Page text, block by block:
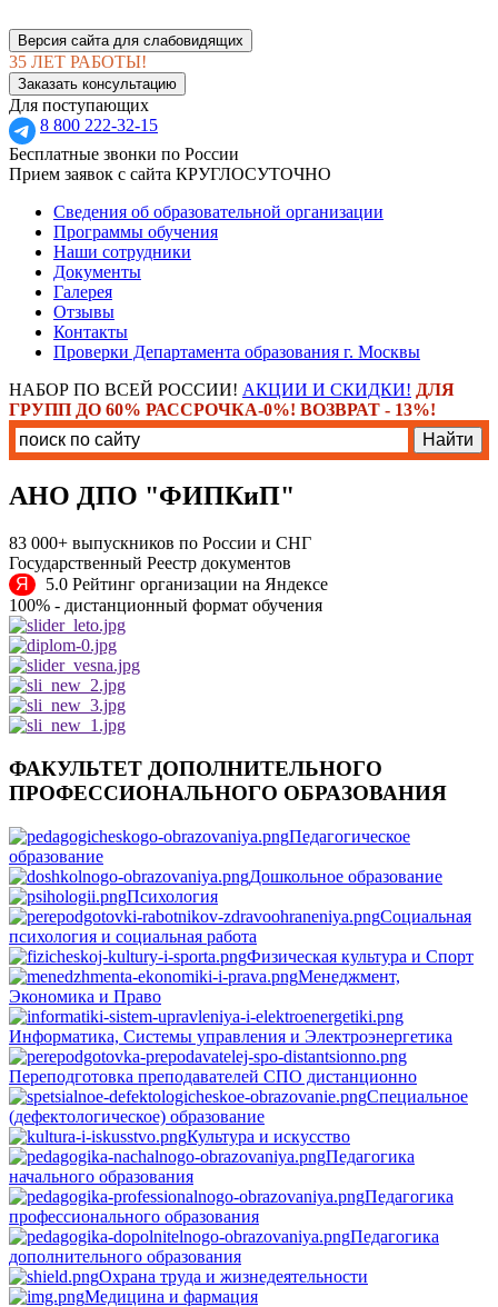
Версия сайта для слабовидящих
35 ЛЕТ РАБОТЫ!
Заказать консультацию
Для поступающих
8 800 222-32-15
Бесплатные звонки по России
Прием заявок с сайта КРУГЛОСУТОЧНО
Сведения об образовательной организации
Программы обучения
Наши сотрудники
Документы
Галерея
Отзывы
Контакты
Проверки Департамента образования г. Москвы
НАБОР ПО ВСЕЙ РОССИИ! АКЦИИ И СКИДКИ! ДЛЯ
ГРУПП ДО 60% РАССРОЧКА-0%! ВОЗВРАТ - 13%!
АНО ДПО "ФИПКиП"
83 000+ выпускников по России и СНГ
Государственный Реестр документов
Я
5.0 Рейтинг организации на Яндексе
100% - дистанционный формат обучения
ФАКУЛЬТЕТ ДОПОЛНИТЕЛЬНОГО
ПРОФЕССИОНАЛЬНОГО ОБРАЗОВАНИЯ
Педагогическое
образование
Дошкольное образование
Психология
Социальная
психология и социальная работа
Физическая культура и Спорт
Менеджмент,
Экономика и Право
Информатика, Системы управления и Электроэнергетика
Переподготовка преподавателей СПО дистанционно
Специальное
(дефектологическое) образование
Культура и искусство
Педагогика
начального образования
Педагогика
профессионального образования
Педагогика
дополнительного образования
Охрана труда и жизнедеятельности
Медицина и фармация